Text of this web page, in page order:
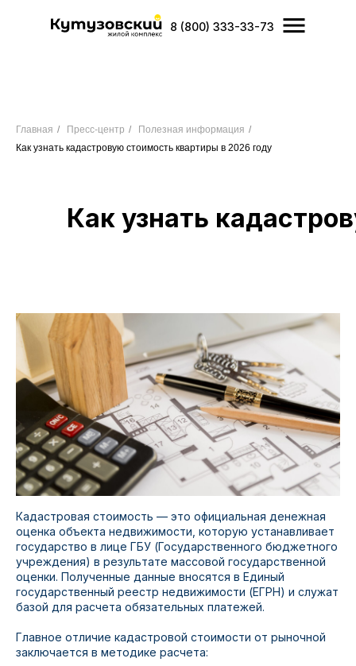
8 (800) 333-33-73
Главная / Пресс-центр / Полезная информация /
Как узнать кадастровую стоимость квартиры в 2026 году
Как узнать
Кадастровая стоимость — это официальная денежная
оценка объекта недвижимости, которую устанавливает
государство в лице ГБУ (Государственного бюджетного
учреждения) в результате массовой государственной
оценки. Полученные данные вносятся в Единый
государственный реестр недвижимости (ЕГРН) и служат
базой для расчета обязательных платежей.
Главное отличие кадастровой стоимости от рыночной
заключается в методике расчета: